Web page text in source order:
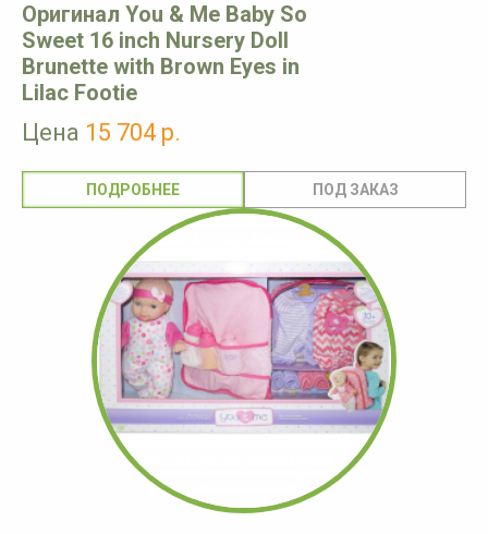
Оригинал You & Me Baby So
Sweet 16 inch Nursery Doll
Brunette with Brown Eyes in
Lilac Footie
Цена 15 704 р.
ПОДРОБНЕЕ